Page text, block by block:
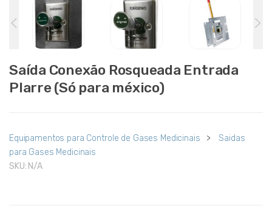
Saída Conexão Rosqueada Entrada
Plarre (Só para méxico)
Equipamentos para Controle de Gases Medicinais >
Saidas
para Gases Medicinais
SKU: N/A